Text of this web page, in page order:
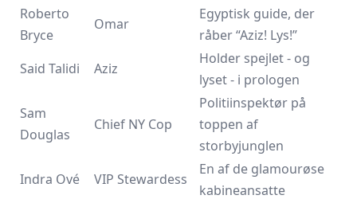
Roberto
Bryce
Omar
Egyptisk guide, der
råber “Aziz! Lys!”
Said Talidi
Aziz
Holder spejlet - og
lyset - i prologen
Sam
Douglas
Chief NY Cop
Politiinspektør på
toppen af
storbyjunglen
Indra Ové
VIP Stewardess
En af de glamourøse
kabineansatte